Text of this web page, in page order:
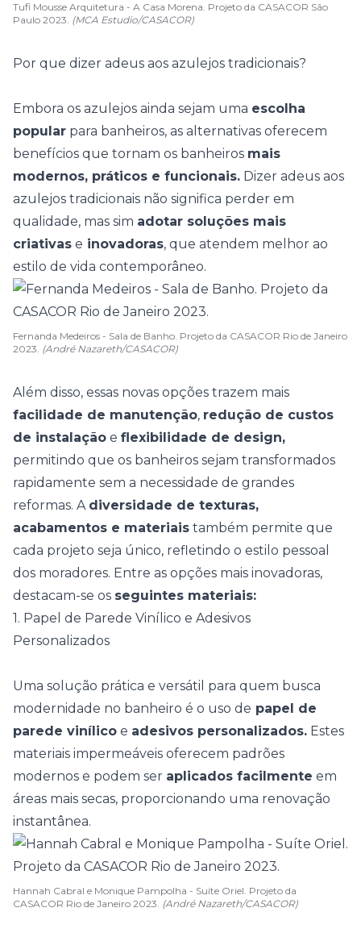
Tufi Mousse Arquitetura - A Casa Morena. Projeto da CASACOR São
Paulo 2023. (MCA Estudio/CASACOR)
Por que dizer adeus aos azulejos tradicionais?
Embora os azulejos ainda sejam uma escolha
popular para banheiros, as alternativas oferecem
benefícios que tornam os banheiros mais
modernos, práticos e funcionais. Dizer adeus aos
azulejos tradicionais não significa perder em
qualidade, mas sim adotar soluções mais
criativas e inovadoras, que atendem melhor ao
estilo de vida contemporâneo.
Fernanda Medeiros - Sala de Banho. Projeto da CASACOR Rio de Janeiro
2023. (André Nazareth/CASACOR)
Além disso, essas novas opções trazem mais
facilidade de manutenção, redução de custos
de instalação e flexibilidade de design,
permitindo que os banheiros sejam transformados
rapidamente sem a necessidade de grandes
reformas. A diversidade de texturas,
acabamentos e materiais também permite que
cada projeto seja único, refletindo o estilo pessoal
dos moradores. Entre as opções mais inovadoras,
destacam-se os seguintes materiais:
1. Papel de Parede Vinílico e Adesivos
Personalizados
Uma solução prática e versátil para quem busca
modernidade no banheiro é o uso de papel de
parede vinílico e adesivos personalizados. Estes
materiais impermeáveis oferecem padrões
modernos e podem ser aplicados facilmente em
áreas mais secas, proporcionando uma renovação
instantânea.
Hannah Cabral e Monique Pampolha - Suíte Oriel. Projeto da
CASACOR Rio de Janeiro 2023. (André Nazareth/CASACOR)